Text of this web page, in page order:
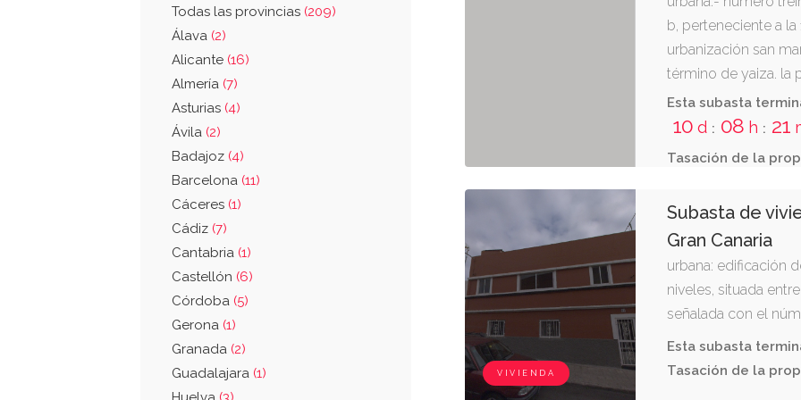
Todas las provincias (209)
Álava (2)
Alicante (16)
Almería (7)
Asturias (4)
Ávila (2)
Badajoz (4)
Barcelona (11)
Cáceres (1)
Cádiz (7)
Cantabria (1)
Castellón (6)
Córdoba (5)
Gerona (1)
Granada (2)
Guadalajara (1)
b, perteneciente a la
urbanización san
término de yaiza. la
construida de
seis decímetros
baño, cocina, salón,
alta tiene una
metros con quince
de dos dormitorios,
vivienda número
treinta y ocho; este,
su entrada; y oeste,
treinta y dos
Esta subasta
10 d : 08 h : 21
Tasación de la
VIVIENDA
Subasta de
Gran Canaria
urbana: edificación
niveles, situada
señalada con el
por donde está
de san juan, término
Esta subasta
Tasación de la